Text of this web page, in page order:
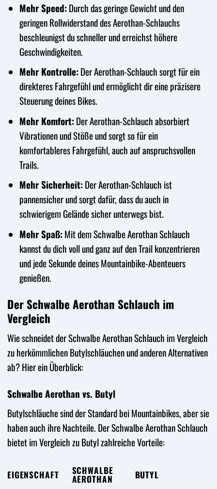
Mehr Speed:Durch das geringe Gewicht und den
geringen Rollwiderstand des Aerothan-Schlauchs
beschleunigst du schneller und erreichst höhere
Geschwindigkeiten.
Mehr Kontrolle:Der Aerothan-Schlauch sorgt für ein
direkteres Fahrgefühl und ermöglicht dir eine präzisere
Steuerung deines Bikes.
Mehr Komfort:Der Aerothan-Schlauch absorbiert
Vibrationen und Stöße und sorgt so für ein
komfortableres Fahrgefühl, auch auf anspruchsvollen
Trails.
Mehr Sicherheit:Der Aerothan-Schlauch ist
pannensicher und sorgt dafür, dass du auch in
schwierigem Gelände sicher unterwegs bist.
Mehr Spaß:Mit dem Schwalbe Aerothan Schlauch
kannst du dich voll und ganz auf den Trail konzentrieren
und jede Sekunde deines Mountainbike-Abenteuers
genießen.
Der Schwalbe Aerothan Schlauch im
Vergleich
Wie schneidet der Schwalbe Aerothan Schlauch im Vergleich
zu herkömmlichen Butylschläuchen und anderen Alternativen
ab? Hier ein Überblick:
Schwalbe Aerothan vs. Butyl
Butylschläuche sind der Standard bei Mountainbikes, aber sie
haben auch ihre Nachteile. Der Schwalbe Aerothan Schlauch
bietet im Vergleich zu Butyl zahlreiche Vorteile:
EIGENSCHAFT SCHWALBE
AEROTHAN
BUTYL